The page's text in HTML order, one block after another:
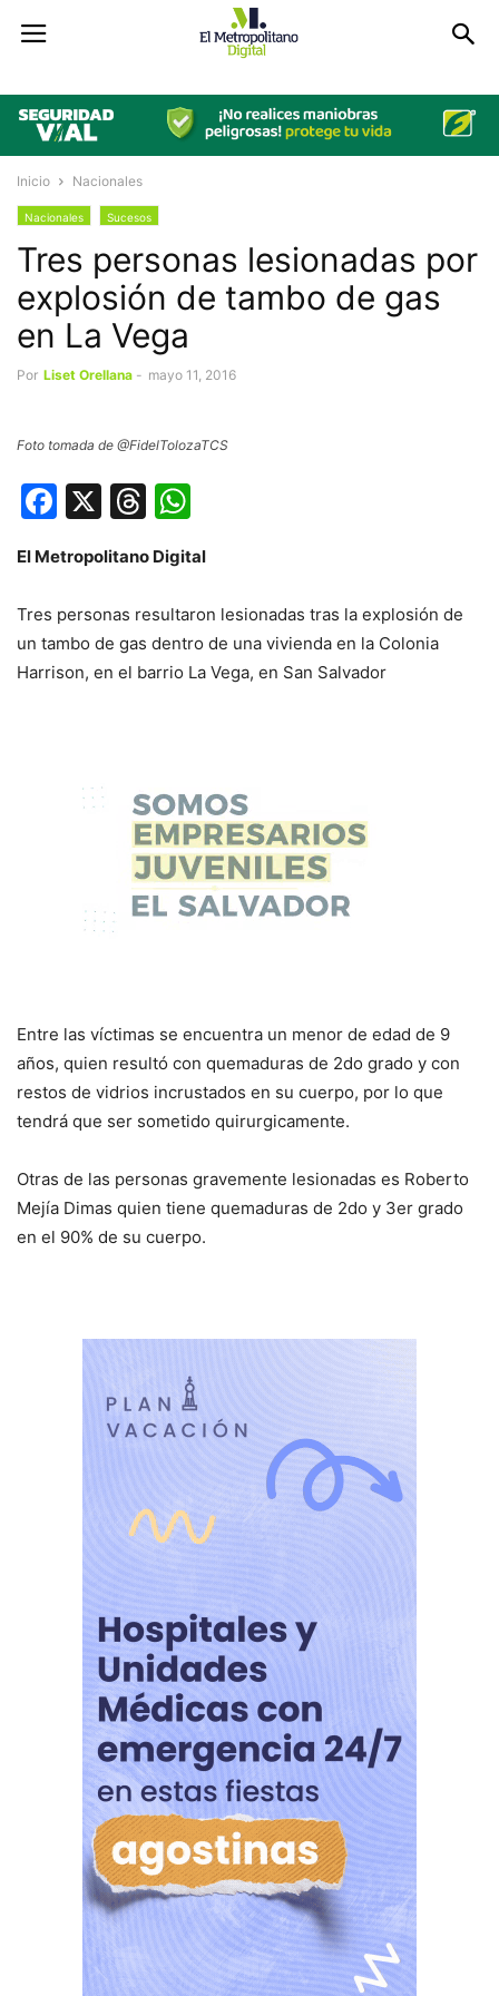
Inicio Nacionales
Nacionales Sucesos
Tres personas lesionadas por
explosión de tambo de gas
en La Vega
Por Liset Orellana - mayo 11, 2016
Foto tomada de @FidelTolozaTCS
Facebook
X Threads
El Metropolitano Digital
Tres personas resultaron lesionadas tras la explosión de
un tambo de gas dentro de una vivienda en la Colonia
Harrison, en el barrio La Vega, en San Salvador
Entre las víctimas se encuentra un menor de edad de 9
años, quien resultó con quemaduras de 2do grado y con
restos de vidrios incrustados en su cuerpo, por lo que
tendrá que ser sometido quirurgicamente.
Otras de las personas gravemente lesionadas es Roberto
Mejía Dimas quien tiene quemaduras de 2do y 3er grado
en el 90% de su cuerpo.